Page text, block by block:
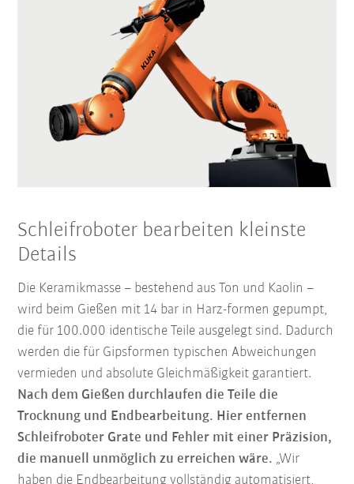
Schleifroboter bearbeiten kleinste
Details
Die Keramikmasse – bestehend aus Ton und Kaolin –
wird beim Gießen mit 14 bar in Harz-formen gepumpt,
die für 100.000 identische Teile ausgelegt sind. Dadurch
werden die für Gipsformen typischen Abweichungen
vermieden und absolute Gleichmäßigkeit garantiert.
Nach dem Gießen durchlaufen die Teile die
Trocknung und Endbearbeitung. Hier entfernen
Schleifroboter Grate und Fehler mit einer Präzision,
die manuell unmöglich zu erreichen wäre. „Wir
haben die Endbearbeitung vollständig automatisiert,